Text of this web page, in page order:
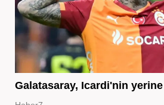
Galatasaray, Icardi'nin